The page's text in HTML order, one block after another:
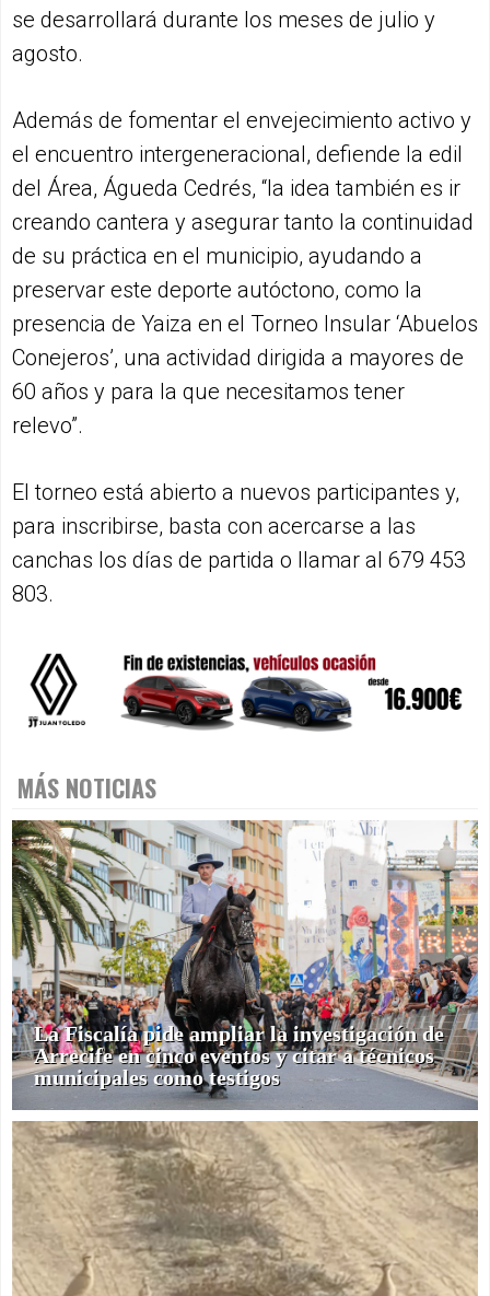
se desarrollará durante los meses de julio y
agosto.
Además de fomentar el envejecimiento activo y
el encuentro intergeneracional, defiende la edil
del Área, Águeda Cedrés, “la idea también es ir
creando cantera y asegurar tanto la continuidad
de su práctica en el municipio, ayudando a
preservar este deporte autóctono, como la
presencia de Yaiza en el Torneo Insular ‘Abuelos
Conejeros’, una actividad dirigida a mayores de
60 años y para la que necesitamos tener
relevo”.
El torneo está abierto a nuevos participantes y,
para inscribirse, basta con acercarse a las
canchas los días de partida o llamar al 679 453
803.
MÁS NOTICIAS
La Fiscalía pide ampliar la investigación de
Arrecife en cinco eventos y citar a técnicos
municipales como testigos